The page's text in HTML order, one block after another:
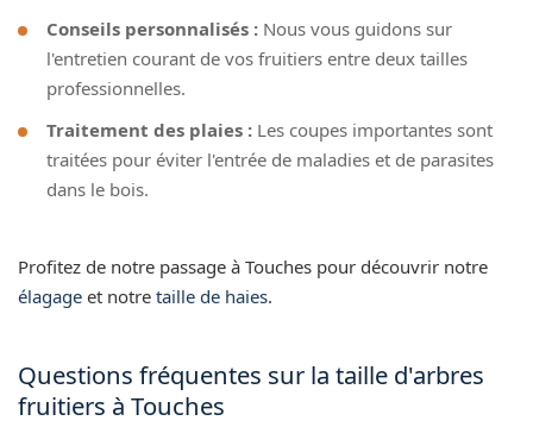
Conseils personnalisés : Nous vous guidons sur
l'entretien courant de vos fruitiers entre deux tailles
professionnelles.
Traitement des plaies : Les coupes importantes sont
traitées pour éviter l'entrée de maladies et de parasites
dans le bois.
Profitez de notre passage à Touches pour découvrir notre
élagage et notre taille de haies.
Questions fréquentes sur la taille d'arbres
fruitiers à Touches